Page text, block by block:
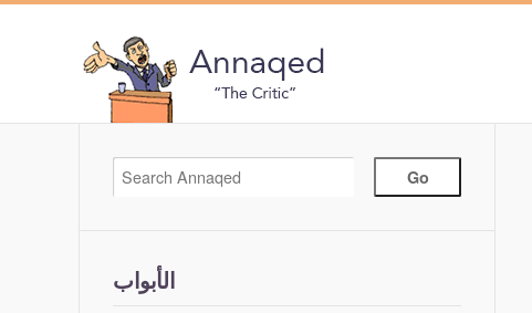
الأبواب